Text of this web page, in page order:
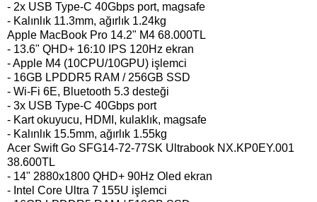
- 2x USB Type-C 40Gbps port, magsafe
- Kalınlık 11.3mm, ağırlık 1.24kg
Apple MacBook Pro 14.2" M4 68.000TL
- 13.6" QHD+ 16:10 IPS 120Hz ekran
- Apple M4 (10CPU/10GPU) işlemci
- 16GB LPDDR5 RAM / 256GB SSD
- Wi-Fi 6E, Bluetooth 5.3 desteği
- 3x USB Type-C 40Gbps port
- Kart okuyucu, HDMI, kulaklık, magsafe
- Kalınlık 15.5mm, ağırlık 1.55kg
Acer Swift Go SFG14-72-77SK Ultrabook NX.KP0EY.001
38.600TL
- 14" 2880x1800 QHD+ 90Hz Oled ekran
- Intel Core Ultra 7 155U işlemci